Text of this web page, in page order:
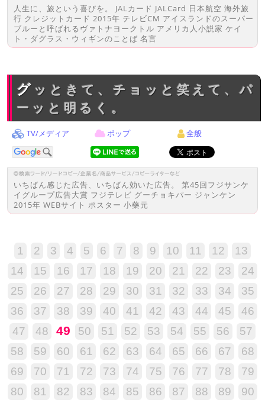
人生に、旅という喜びを。 JALカード JALCard 日本航空 海外旅
行 クレジットカード 2015年 テレビCM アイスランドのスーパー
ブルーと呼ばれるヴァトナヨークトル アメリカ人小説家 ケイ
ト・ダグラス・ウィギンのことば 名言
グッときて、チョッと笑えて、パ
ーッと明るく。
TV/メディア ポップ 全般
いちばん感じた広告、いちばん効いた広告。 第45回フジサンケ
イグループ広告大賞 フジテレビ グーチョキパー ジャンケン
2015年 WEBサイト ポスター 小藥元
1 2 3 4 5 6 7 8 9 10 11 12
13
14
15 16 17 18 19 20 21 22 23
24
25
26 27 28 29 30 31 32 33 34
35
36
37 38 39 40 41 42 43 44 45
46
47
48 49 50 51 52 53 54 55 56
57
58
59 60 61 62 63 64 65 66 67
68
69
70 71 72 73 74 75 76 77 78
79
80
81 82 83 84 85 86 87 88 89 90